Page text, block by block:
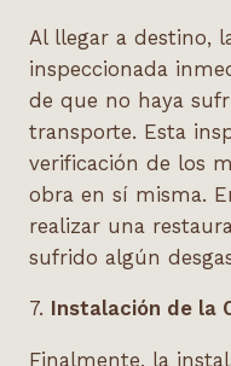
Al llegar a destino,
inspeccionada
de que no haya
transporte. Esta
verificación de los
obra en sí misma.
realizar una
sufrido algún
7. Instalación de la
Finalmente, la